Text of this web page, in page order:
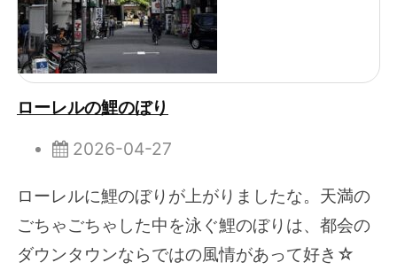
ローレルの鯉のぼり
2026-04-27
ローレルに鯉のぼりが上がりましたな。天満の
ごちゃごちゃした中を泳ぐ鯉のぼりは、都会の
ダウンタウンならではの風情があって好き☆